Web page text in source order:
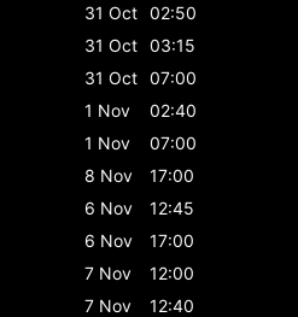
31 Oct 02:50
31 Oct 03:15
31 Oct 07:00
1 Nov
02:40
1 Nov
07:00
8 Nov
17:00
6 Nov
12:45
6 Nov
17:00
7 Nov
12:00
7 Nov
12:40